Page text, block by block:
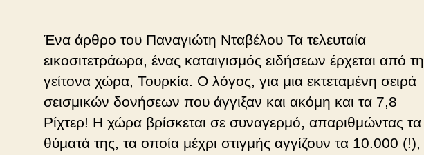
Ένα άρθρο του Παναγιώτη Νταβέλου Τα τελευταία
εικοσιτετράωρα, ένας καταιγισμός ειδήσεων έρχεται από τη
γείτονα χώρα, Τουρκία. Ο λόγος, για μια εκτεταμένη σειρά
σεισμικών δονήσεων που άγγιξαν και ακόμη και τα 7,8
Ρίχτερ! Η χώρα βρίσκεται σε συναγερμό, απαριθμώντας τα
θύματά της, τα οποία μέχρι στιγμής αγγίζουν τα 10.000 (!),